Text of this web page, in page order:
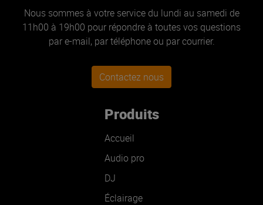
Nous sommes à votre service du lundi au samedi de
11h00 à 19h00 pour répondre à toutes vos questions
par e-mail, par téléphone ou par courrier.
Contactez nous
Produits
Accueil
Audio pro
DJ
Éclairage